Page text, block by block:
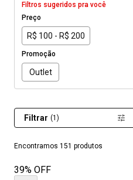
Filtros sugeridos pra você
Preço
R$ 100 - R$ 200
Promoção
Outlet
Encontramos 151 produtos
Filtrar (1)
39% OFF